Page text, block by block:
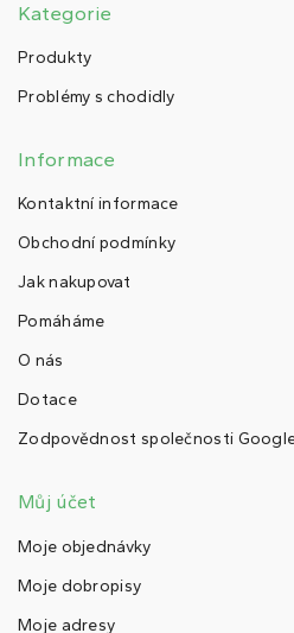
Kategorie
Produkty
Problémy s chodidly
Informace
Kontaktní informace
Obchodní podmínky
Jak nakupovat
Pomáháme
O nás
Dotace
Zodpovědnost společnosti
Můj účet
Moje objednávky
Moje dobropisy
Moje adresy